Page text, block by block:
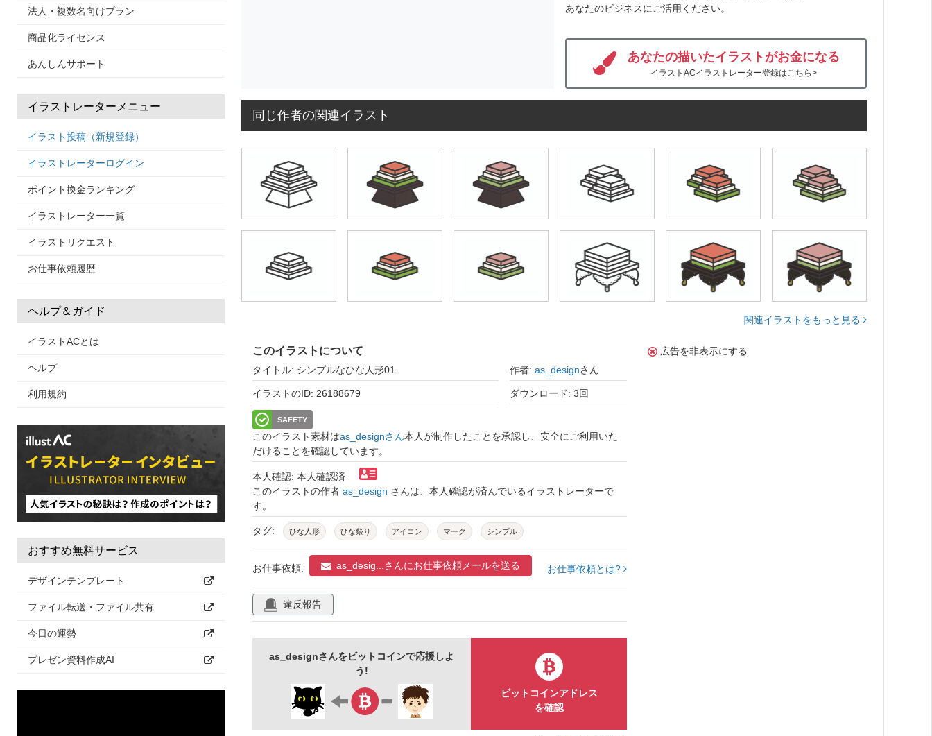
法人・複数名向けプラン
商品化ライセンス
あんしんサポート
イラストレーターメニュー
イラスト投稿（新規登録）
イラストレーターログイン
ポイント換金ランキング
イラストレーター一覧
イラストリクエスト
お仕事依頼履歴
ヘルプ＆ガイド
イラストACとは
ヘルプ
利用規約
おすすめ無料サービス
デザインテンプレート
ファイル転送・ファイル共有
今日の運勢
プレゼン資料作成AI
あなたのビジネスにご活用ください。
あなたの描いたイラストがお金になる
イラストACイラストレーター登録はこちら>
同じ作者の関連イラスト
関連イラストをもっと見る
このイラストについて
タイトル: シンプルなひな人形01 作者: as_designさん
イラストのID: 26188679 ダウンロード: 3回
SAFETY
このイラスト素材はas_designさん本人が制作したことを承認し、安全にご利用いた
だけることを確認しています。
本人確認: 本人確認済
このイラストの作者 as_design さんは、本人確認が済んでいるイラストレーターで
す。
タグ: ひな人形 ひな祭り アイコン マーク シンプル
お仕事依頼: as_desig...さんにお仕事依頼メールを送る お仕事依頼とは?
違反報告
as_designさんをビットコインで応援しよ
う!
ビットコインアドレス
を確認
広告を非表示にする